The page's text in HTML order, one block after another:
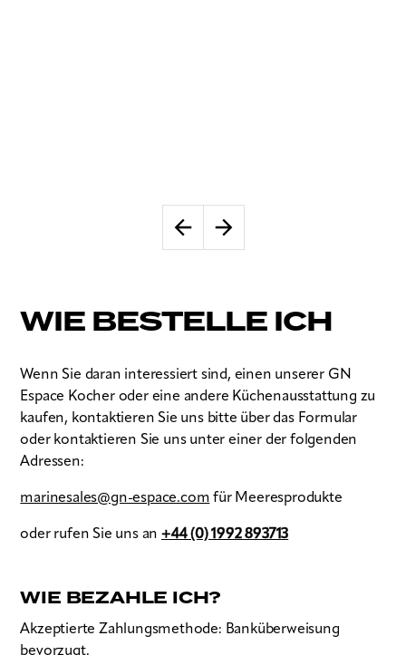
WIE BESTELLE ICH
Wenn Sie daran interessiert sind, einen unserer GN
Espace Kocher oder eine andere Küchenausstattung zu
kaufen, kontaktieren Sie uns bitte über das Formular
oder kontaktieren Sie uns unter einer der folgenden
Adressen:
marinesales@gn-espace.com für Meeresprodukte
oder rufen Sie uns an +44 (0) 1992 893713
WIE BEZAHLE ICH?
Akzeptierte Zahlungsmethode: Banküberweisung
bevorzugt.